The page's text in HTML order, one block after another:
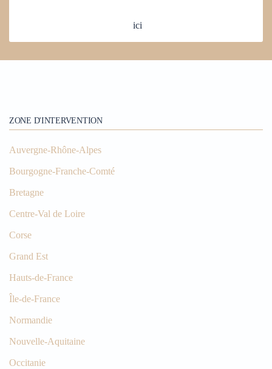
ici
ZONE D'INTERVENTION
Auvergne-Rhône-Alpes
Bourgogne-Franche-Comté
Bretagne
Centre-Val de Loire
Corse
Grand Est
Hauts-de-France
Île-de-France
Normandie
Nouvelle-Aquitaine
Occitanie